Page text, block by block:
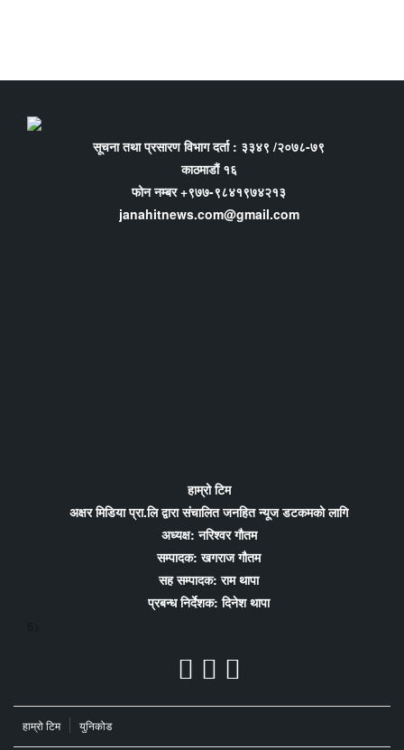
सूचना तथा प्रसारण विभाग दर्ता : ३३४९ /२०७८-७९
काठमाडौं १६
फोन नम्बर +९७७-९८४१९७४२१३
janahitnews.com@gmail.com
हाम्रो टिम
अक्षर मिडिया प्रा.लि द्वारा संचालित जनहित न्यूज डटकमको लागि
अध्यक्ष: नरिश्वर गौतम
सम्पादक: खगराज गौतम
सह सम्पादक: राम थापा
प्रबन्ध निर्देशक: दिनेश थापा
हाम्रो टिम युनिकोड